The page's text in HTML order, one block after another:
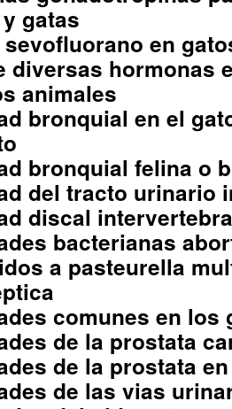
gatas
en
diversas hormonas
animales
bronquial en el
bronquial felina o
del tracto urinario
discal
bacterianas
a pasteurella
comunes en los
de la prostata
de la prostata
de las vias